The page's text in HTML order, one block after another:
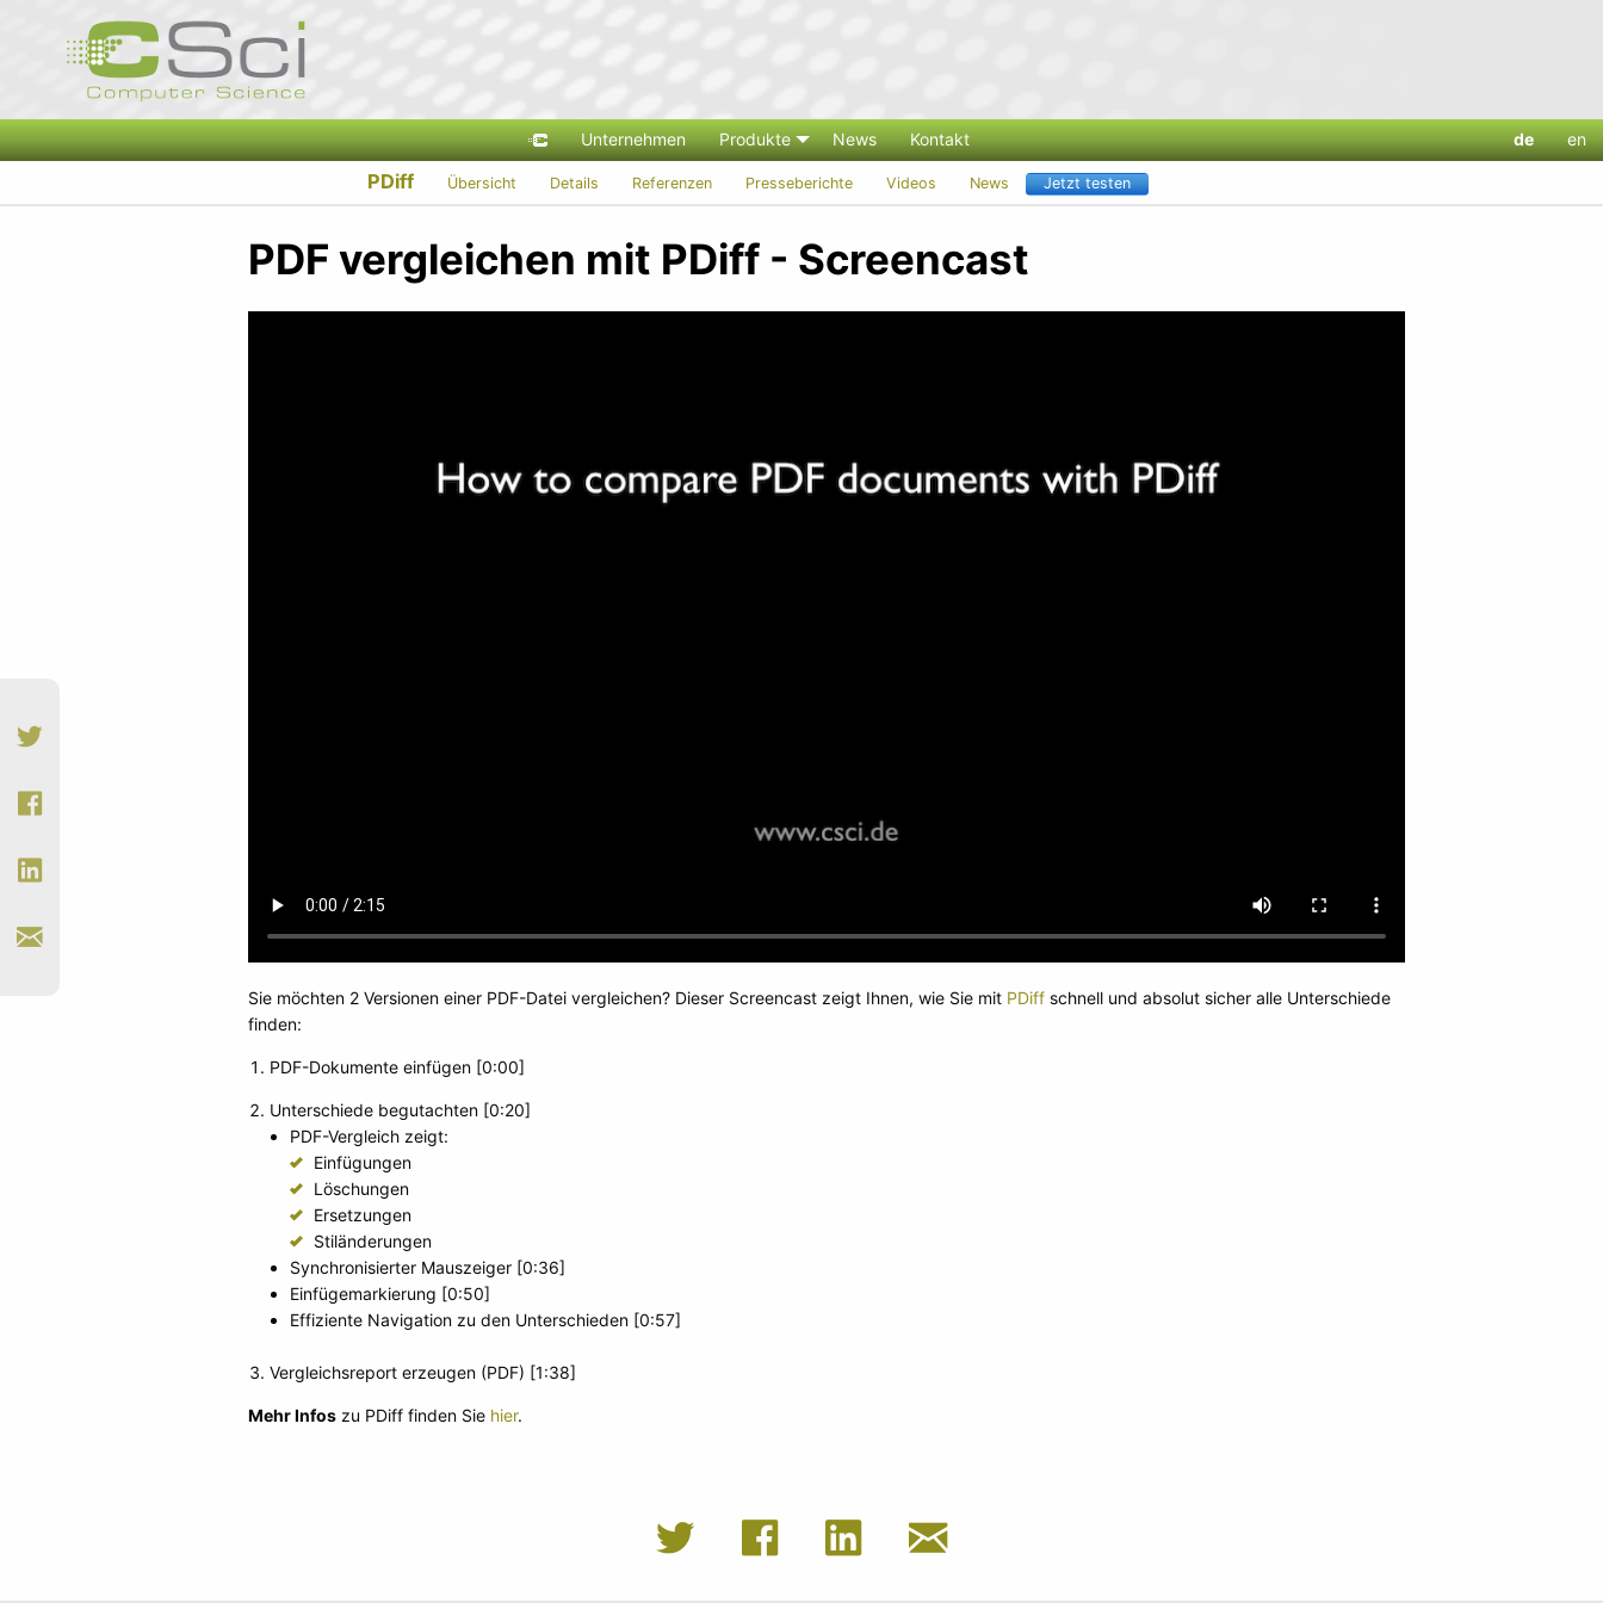
Unternehmen Produkte News Kontakt de en
PDiff Übersicht Details Referenzen Presseberichte Videos News Jetzt testen
PDF vergleichen mit PDiff - Screencast
Sie möchten 2 Versionen einer PDF-Datei vergleichen? Dieser Screencast zeigt Ihnen, wie Sie mit PDiff schnell und absolut sicher alle Unterschiede
finden:
PDF-Dokumente einfügen [0:00]
Unterschiede begutachten [0:20]
PDF-Vergleich zeigt:
Einfügungen
Löschungen
Ersetzungen
Stiländerungen
Synchronisierter Mauszeiger [0:36]
Einfügemarkierung [0:50]
Effiziente Navigation zu den Unterschieden [0:57]
Vergleichsreport erzeugen (PDF) [1:38]
Mehr Infos zu PDiff finden Sie hier.